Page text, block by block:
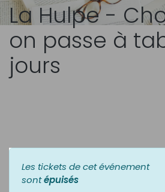
La Hulpe -
on passe à
jours
Les tickets de cet événement
sontépuisés